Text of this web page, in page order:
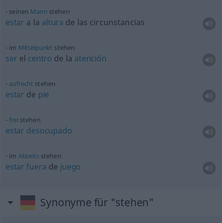
seinen Mann stehen
estar a la altura de las circunstancias
im Mittelpunkt stehen
ser el centro de la atención
aufrecht stehen
estar de pie
frei stehen
estar desocupado
im Abseitsstehen
estar fuera de juego
Synonyme für "stehen"